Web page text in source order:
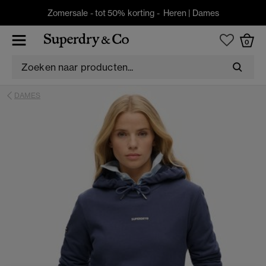
Zomersale - tot 50% korting - Heren | Dames
0
DAMES